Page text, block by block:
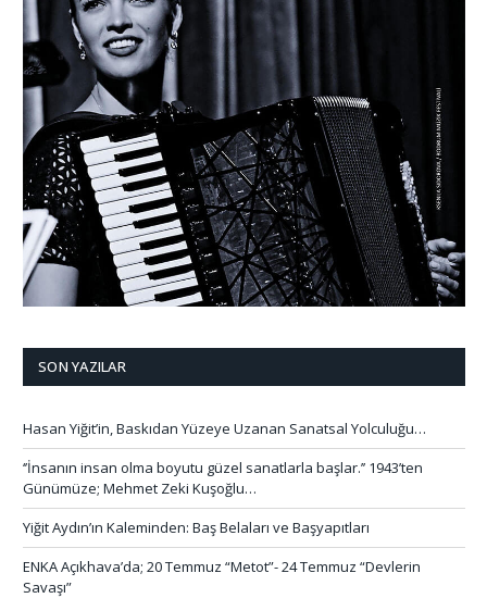
SON YAZILAR
Hasan Yiğit’in, Baskıdan Yüzeye Uzanan Sanatsal Yolculuğu…
‘’İnsanın insan olma boyutu güzel sanatlarla başlar.’’ 1943’ten
Günümüze; Mehmet Zeki Kuşoğlu…
Yiğit Aydın’ın Kaleminden: Baş Belaları ve Başyapıtları
ENKA Açıkhava’da; 20 Temmuz “Metot”- 24 Temmuz “Devlerin
Savaşı”